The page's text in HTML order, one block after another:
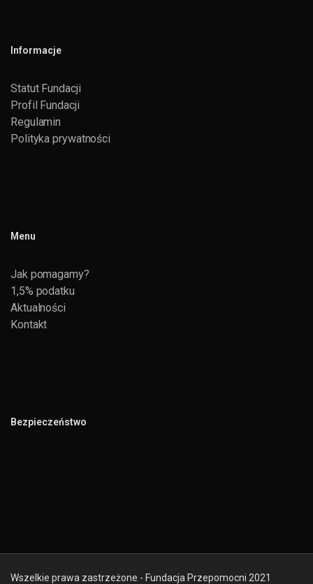
Informacje
Statut Fundacji
Profil Fundacji
Regulamin
Polityka prywatności
Menu
Jak pomagamy?
1,5% podatku
Aktualności
Kontakt
Bezpieczeństwo
Wszelkie prawa zastrzeżone - Fundacja Przepomocni 2021